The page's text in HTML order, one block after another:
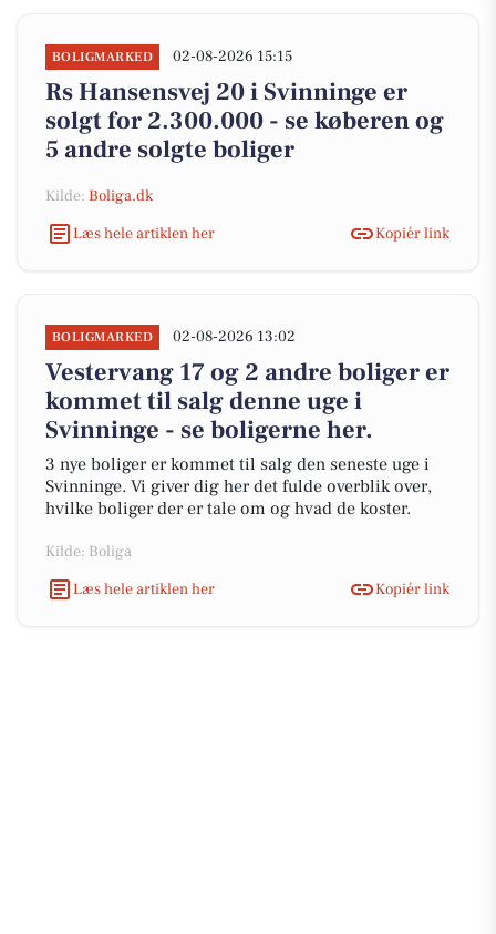
BOLIGMARKED 02-08-2026 15:15
Rs Hansensvej 20 i Svinninge er
solgt for 2.300.000 - se køberen og
5 andre solgte boliger
Kilde: Boliga.dk
Læs hele artiklen her
Kopiér link
BOLIGMARKED 02-08-2026 13:02
Vestervang 17 og 2 andre boliger er
kommet til salg denne uge i
Svinninge - se boligerne her.
3 nye boliger er kommet til salg den seneste uge i
Svinninge. Vi giver dig her det fulde overblik over,
hvilke boliger der er tale om og hvad de koster.
Kilde: Boliga
Læs hele artiklen her
Kopiér link